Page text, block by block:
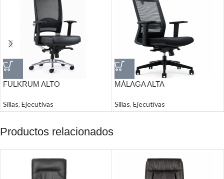
FULKRUM ALTO
Sillas, Ejecutivas
MÁLAGA ALTA
Sillas, Ejecutivas
Productos relacionados